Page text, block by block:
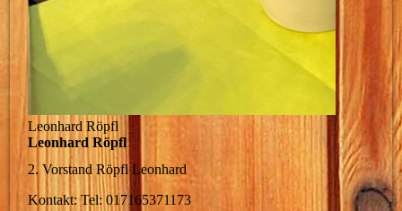
Leonhard Röpfl
Leonhard Röpfl
2. VorstandRöpfl Leonhard
Kontakt: Tel: 017165371173